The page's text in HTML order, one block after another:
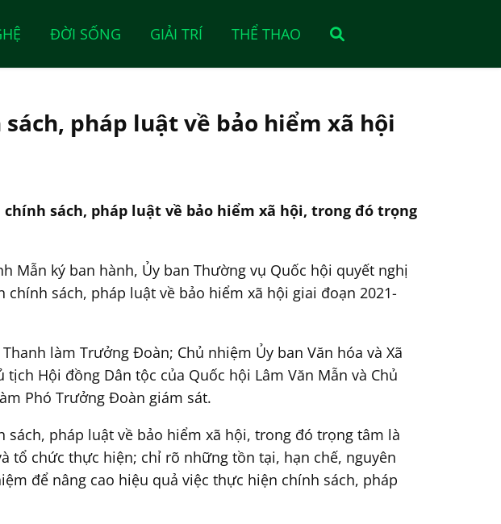
ĐỜI SỐNG GIẢI TRÍ THỂ THAO
pháp luật về bảo hiểm xã hội
sách, pháp luật về bảo hiểm xã hội, trong đó trọng
Mẫn ký ban hành, Ủy ban Thường vụ Quốc hội quyết nghị
sách, pháp luật về bảo hiểm xã hội giai đoạn 2021-
làm Trưởng Đoàn; Chủ nhiệm Ủy ban Văn hóa và Xã
Hội đồng Dân tộc của Quốc hội Lâm Văn Mẫn và Chủ
Phó Trưởng Đoàn giám sát.
pháp luật về bảo hiểm xã hội, trong đó trọng tâm là
tổ chức thực hiện; chỉ rõ những tồn tại, hạn chế, nguyên
để nâng cao hiệu quả việc thực hiện chính sách, pháp